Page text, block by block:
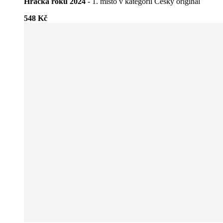
548 Kč